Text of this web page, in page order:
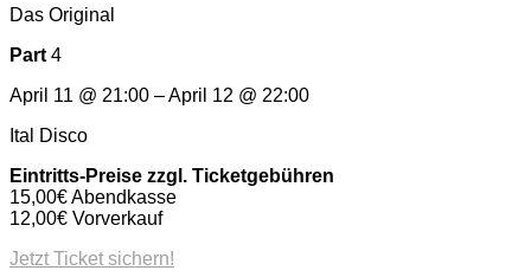
Das Original
Part 4
April 11 @ 21:00 –April 12 @ 22:00
Ital Disco
Eintritts-Preise zzgl. Ticketgebühren
15,00€ Abendkasse
12,00€ Vorverkauf
Jetzt Ticket sichern!